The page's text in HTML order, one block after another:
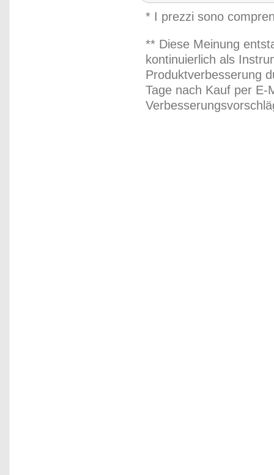
* I prezzi sono
** Diese Meinung
kontinuierlich als
Produktverbesserung
Tage nach Kauf per E-